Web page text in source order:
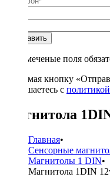
Отправить
* - отмеченые поля
Нажимая кнопку
соглашаетесь с
Магнитола
Главная•
Сенсорные
Магнитолы 1 DIN•
Магнитола 1DIN